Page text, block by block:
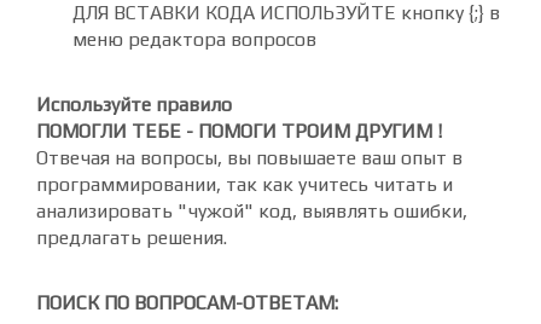
ДЛЯ ВСТАВКИ КОДА ИСПОЛЬЗУЙТЕ кнопку {;} в
меню редактора вопросов
Используйте правило
ПОМОГЛИ ТЕБЕ - ПОМОГИ ТРОИМ ДРУГИМ !
Отвечая на вопросы, вы повышаете ваш опыт в
программировании, так как учитесь читать и
анализировать "чужой" код, выявлять ошибки,
предлагать решения.
ПОИСК ПО ВОПРОСАМ-ОТВЕТАМ: